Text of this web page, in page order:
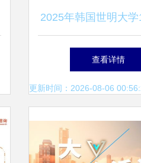
2025年韩国世明大学
文授课专升本申请指
智能应用软件开发
查看详情
更新时间：2026-08-06